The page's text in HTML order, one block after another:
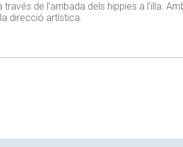
través de l’arribada dels hippies a l’illa.
direcció artística.